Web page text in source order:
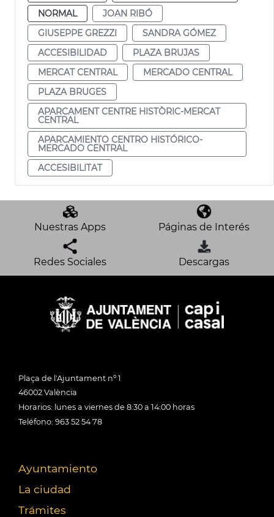
NORMAL
JOAN RIBÓ
GIUSEPPE GREZZI
SANDRA GÓMEZ
ACCESIBILIDAD
PLAZA BRUJAS
MERCAT CENTRAL
MERCADO CENTRAL
PLAZA BRUGES
APARCAMENT CENTRE HISTÒRIC-MERCAT
CENTRAL
APARCAMIENTO CENTRO HISTÓRICO-
MERCADO CENTRAL
ACCESIBILITAT
Nuestras Apps Páginas de Interés
Redes Sociales Descargas
Plaça de l'Ajuntament nº 1
46002 València
Horarios: lunes a viernes de 8:30 a 14:00 horas
Teléfono: 963 52 54 78
Ayuntamiento
La ciudad
Trámites